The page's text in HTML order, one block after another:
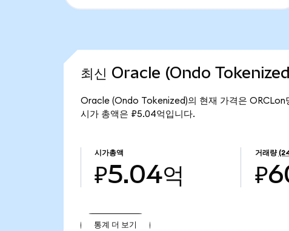
최신 Oracle (Ondo
Oracle (Ondo Tokenized)의 현재 가격은 ORCLon
시가 총액은 ₽5.04억입니다.
시가총액
₽5.04억
거래량
통계 더 보기